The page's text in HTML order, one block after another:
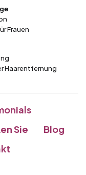
Frauen
Haarentfernung
Sie
Blog